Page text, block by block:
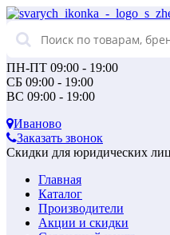
ПН-ПТ 09:00 - 19:00
СБ 09:00 - 19:00
ВС 09:00 - 19:00
Иваново
Заказать звонок
Скидки для юридических
Главная
Каталог
Производители
Акции и скидки